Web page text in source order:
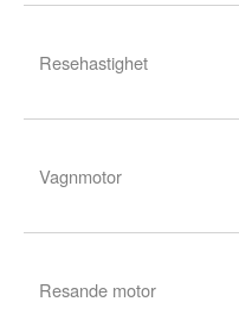
Resehastighet
Vagnmotor
Resande motor